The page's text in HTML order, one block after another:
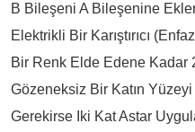
B Bileşeni A Bileşenine
Elektrikli Bir Karıştırıcı
Bir Renk Elde Edene Kadar
Gözeneksiz Bir Katın
Gerekirse Iki Kat Astar